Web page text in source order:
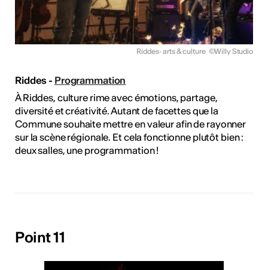
Riddes · arts & culture ©Willy Studio
Riddes - Programmation
À Riddes, culture rime avec émotions, partage,
diversité et créativité. Autant de facettes que la
Commune souhaite mettre en valeur afin de rayonner
sur la scène régionale. Et cela fonctionne plutôt bien :
deux salles, une programmation !
Point 11